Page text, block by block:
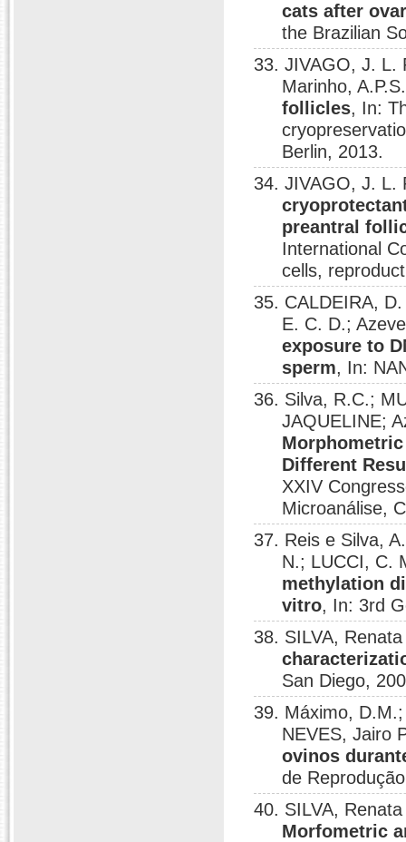
cats after
the Brazilian
33. JIVAGO, J. L.
Marinho,
follicles, In:
Berlin, 2013.
34. JIVAGO, J. L.
preantral
International
cells,
35. CALDEIRA,
E. C. D.;
exposure to
sperm, In:
36. Silva, R.C.;
JAQUELINE;
Different
XXIV
Microanálise,
37. Reis e Silva,
N.; LUCCI, C.
methylation
vitro, In: 3rd
38. SILVA,
San Diego,
39. Máximo,
NEVES, Jairo
ovinos
de
40. SILVA,
Morfometric